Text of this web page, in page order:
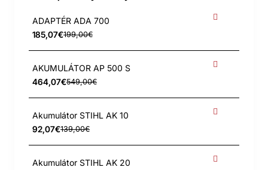
ADAPTÉR ADA 700
185,07€199,00€
AKUMULÁTOR AP 500 S
464,07€549,00€
Akumulátor STIHL AK 10
92,07€139,00€
Akumulátor STIHL AK 20